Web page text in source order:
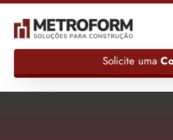
Solicite uma